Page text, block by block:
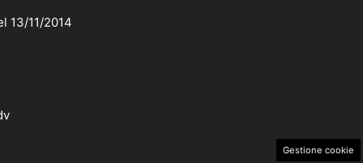
13/11/2014
Gestione cookie